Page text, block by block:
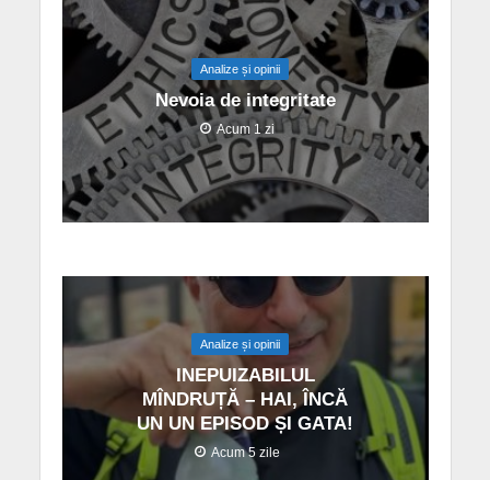
Analize și opinii
Nevoia de integritate
Acum 1 zi
Analize și opinii
INEPUIZABILUL
MÎNDRUȚĂ – HAI, ÎNCĂ
UN UN EPISOD ȘI GATA!
Acum 5 zile